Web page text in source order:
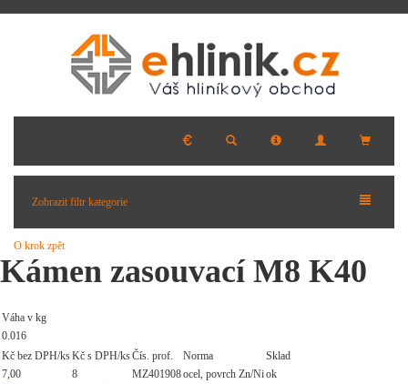
Zobrazit filtr kategorie
O krok zpět
Kámen zasouvací M8 K40
Váha v kg
0.016
Kč bez DPH/ksKč s DPH/ksČís. prof. Norma
Sklad
7,00
8 MZ401908ocel, povrch Zn/Niok